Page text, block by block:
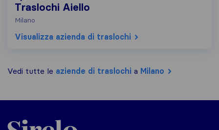
Traslochi Aiello
Milano
Visualizza azienda di traslochi
Vedi tutte le aziende di traslochi a Milano
Sirelo.it